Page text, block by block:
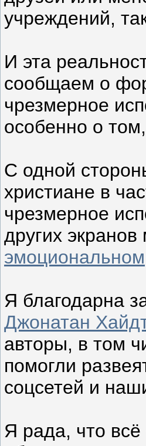
учреждений,
И эта
сообщаем о
чрезмерное
особенно о
С одной
христиане в
чрезмерное
других
эмоциональном
Я благодарна
Джонатан Хайдт
авторы, в том
помогли
соцсетей и
Я рада, что